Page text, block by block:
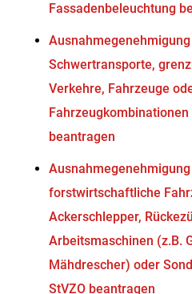
Fassadenbeleuchtung
Schwertransporte,
Verkehre, Fahrzeuge
Fahrzeugkombinationen
beantragen
forstwirtschaftliche
Ackerschlepper,
Arbeitsmaschinen (z.B.
Mähdrescher) oder
StVZO beantragen